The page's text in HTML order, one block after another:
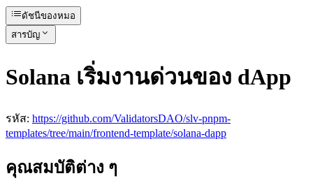
ดัชนีของหมอ
สารบัญ
Solana เริ่มงานด่วนของ dApp
รหัส: https://github.com/ValidatorsDAO/slv-pnpm-
templates/tree/main/frontend-template/solana-dapp
คุณสมบัติต่าง ๆ